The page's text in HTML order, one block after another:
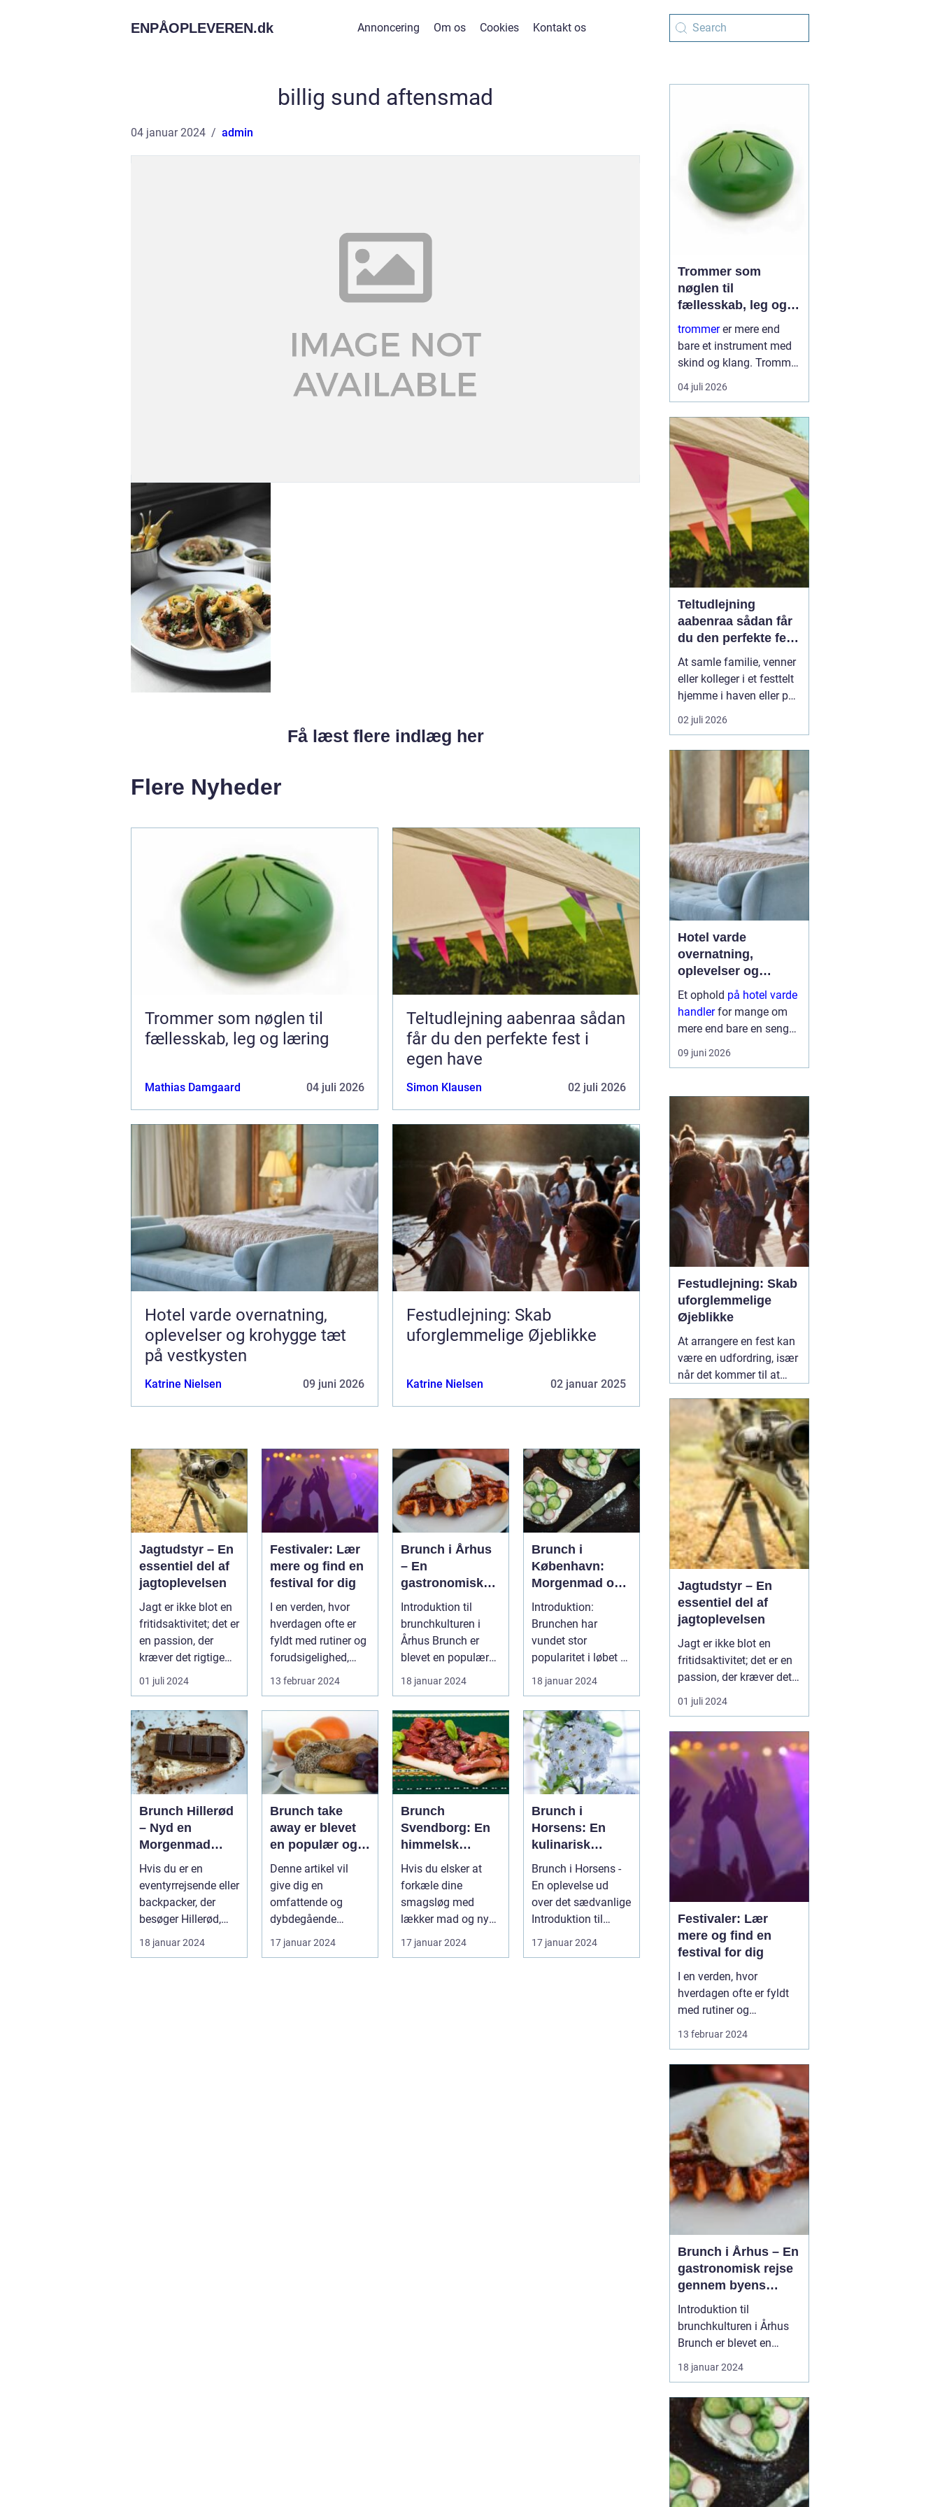
ENPÅOPLEVEREN.dk Annoncering Om os Cookies Kontakt os
billig sund aftensmad
04 januar 2024 admin
Få læst flere indlæg her
Flere Nyheder
Trommer som nøglen til
fællesskab, leg og læring
Mathias Damgaard 04 juli 2026
Teltudlejning aabenraa sådan
får du den perfekte fest i
egen have
Simon Klausen 02 juli 2026
Hotel varde overnatning,
oplevelser og krohygge tæt
på vestkysten
Katrine Nielsen 09 juni 2026
Festudlejning: Skab
uforglemmelige Øjeblikke
Katrine Nielsen 02 januar 2025
Jagtudstyr – En
essentiel del af
jagtoplevelsen
Jagt er ikke blot en
fritidsaktivitet; det er
en passion, der
kræver det rigtige
udstyr og for...
01 juli 2024
Festivaler: Lær
mere og find en
festival for dig
I en verden, hvor
hverdagen ofte er
fyldt med rutiner og
forudsigelighed,
står festivaler som
13 februar 2024
Brunch i Århus
– En
gastronomisk
rejse gennem
byens bedste
morgenmadssp
ot
Introduktion til
brunchkulturen i
Århus Brunch er
blevet en populær
spiseoplevelse, der
kombinerer ...
18 januar 2024
Brunch i
København:
Morgenmad og
frokost i perfekt
harmoni
Introduktion:
Brunchen har
vundet stor
popularitet i løbet af
de seneste år og
fremstår som en
perfe...
18 januar 2024
Brunch Hillerød
– Nyd en
Morgenmad
med Et Twist
Hvis du er en
eventyrrejsende eller
backpacker, der
besøger Hillerød,
bør du ikke gå glip
af byens f...
18 januar 2024
Brunch take
away er blevet
en populær og
praktisk måde at
nyde en lækker
brunchoplevelse
på, uanset hvor
man befinder
sig
Denne artikel vil
give dig en
omfattende og
dybdegående
præsentation af
brunch take away
17 januar 2024
Brunch
Svendborg: En
himmelsk
oplevelse i
hjertet af
Danmark
Hvis du elsker at
forkæle dine
smagsløg med
lækker mad og nyde
en afslappet
atmosfære, så er
17 januar 2024
Brunch i
Horsens: En
kulinarisk
oplevelse for
eventyrrejsende
og backpackere
Brunch i Horsens -
En oplevelse ud
over det sædvanlige
Introduktion til
brunchkulturen i
17 januar 2024
Trommer som
nøglen til
fællesskab, leg og
læring
trommerer mere end
bare et instrument med
skind og klang. Trommer
er et samlingspunkt,
hvor børn og voksne
nysgerrighed. Trommer
giver hurtig følelse af
mestring, fordi ...
04 juli 2026
Teltudlejning
aabenraa sådan får
du den perfekte fest
i egen have
At samle familie, venner
eller kolleger i et festtelt
hjemme i haven eller på
en mark uden for byen er
blevet en populær
omegn. Mange ønsker
friheden til selv at sætte
rammen for dagen, uden
at være bundet af et
lokale, faste lu...
02 juli 2026
Hotel varde
overnatning,
oplevelser og
krohygge tæt på
vestkysten
Et ophold på hotel varde
handlerfor mange om
mere end bare en seng
at sove i. Du får en base
tæt på Vesterhavet,
bylivet i Varde og
området god...
09 juni 2026
Festudlejning: Skab
uforglemmelige
Øjeblikke
At arrangere en fest kan
være en udfordring, især
når det kommer til at
aktiviteter, der vil gøre
dagen mindeværdig for
alle dine gæster.02
januar 2025
Jagtudstyr – En
essentiel del af
jagtoplevelsen
Jagt er ikke blot en
fritidsaktivitet; det er en
passion, der kræver det
rigtige udstyr og
forberedelse. I jagtens
at have stabilt og
pålideligt udstyr
vanskelig at overvurdere.
Godt jagtudstyr forhøjer
jag...
01 juli 2024
Festivaler: Lær
mere og find en
festival for dig
I en verden, hvor
hverdagen ofte er fyldt
med rutiner og
forudsigelighed, står
sociale, kulturelle, og
musikalske
samlingspunkter, hvor
mennesker fra alle
samfundslag kan mødes
og dele uforglemmelige
opl...
13 februar 2024
Brunch i Århus – En
gastronomisk rejse
gennem byens
bedste
morgenmadsspot
Introduktion til
brunchkulturen i Århus
Brunch er blevet en
populær spiseoplevelse,
der kombinerer det
og frokost. Denne artikel
dykker ned i Århus'
brunchscene og guider
eventyrrejsende og
backpackere gennem
byens bedste brunch...
18 januar 2024